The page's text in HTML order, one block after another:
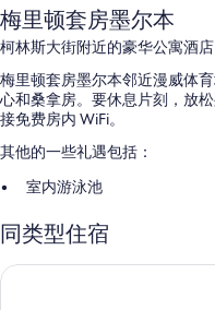
梅里顿套房墨尔本
柯林斯大街附近的豪华公寓酒店
梅里顿套房墨尔本邻近漫威体
心和桑拿房。要休息片刻，放
接免费房内 WiFi。
其他的一些礼遇包括：
室内游泳池
24 小时前台服务
在住客点评中，游泳池、
同类型住宿
维ри奎恩维多利亚市场